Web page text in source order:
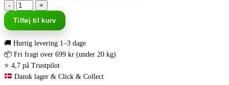
-
+
Tilføj til kurv
🚚 Hurtig levering 1–3 dage
📦 Fri fragt over 699 kr (under 20 kg)
⭐ 4,7 på Trustpilot
Dansk lager & Click & Collect